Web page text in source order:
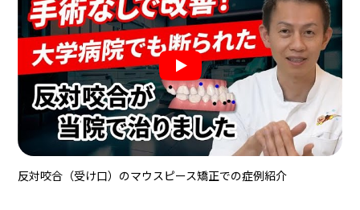
反対咬合（受け口）のマウスピース矯正での症例紹介